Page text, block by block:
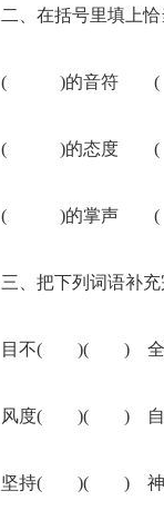
二、在括号里填上
( )的音符 (
( )的态度 (
( )的掌声 (
三、把下列词语补
目不( )( )
风度( )( )
坚持( )( )